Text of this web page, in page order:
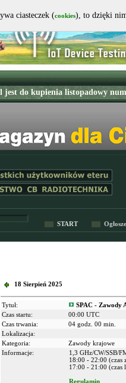
START
18 Sierpień 2025
Tytuł:
SPAC - Zawody
Czas startu:
00:00 UTC
Czas trwania:
04 godz. 00 min.
Lokalizacja:
Kategoria:
Zawody krajowe
Informacje:
1,3 GHz/CW/SSB/
18:00 - 22:00 (czas
17:00 - 21:00 (czas
Regulamin
ciasteczek (cookies), to dzięki